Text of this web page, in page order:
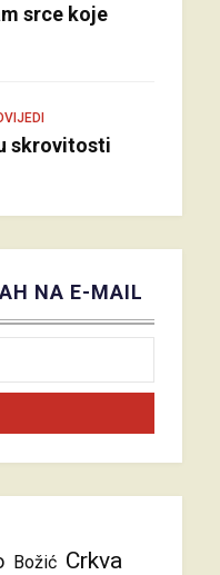
srce koje
skrovitosti
NA E-MAIL
Božić Crkva